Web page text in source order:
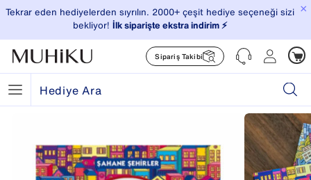
×
Tekrar eden hediyelerden sıyrılın. 2000+ çeşit hediye seçeneği sizi
bekliyor! İlk siparişte ekstra indirim ⚡️
Sipariş Takibi